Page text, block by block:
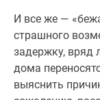
Экология
Москвы
Подмосковья
Студии
И все же —
страшного
задержку, вряд
дома
выяснить